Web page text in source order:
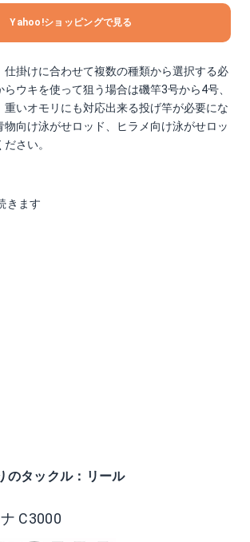
Yahoo!ショッピングで見る
仕掛けに合わせて複数の種類から選択する必
ウキを使って狙う場合は磯竿3号から4号、
重いオモリにも対応出来る投げ竿が必要にな
物向け泳がせロッド、ヒラメ向け泳がせロッ
さい。
きます
のタックル：リール
C3000